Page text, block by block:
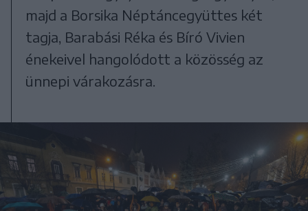
majd a Borsika Néptáncegyüttes két
tagja, Barabási Réka és Bíró Vivien
énekeivel hangolódott a közösség az
ünnepi várakozásra.